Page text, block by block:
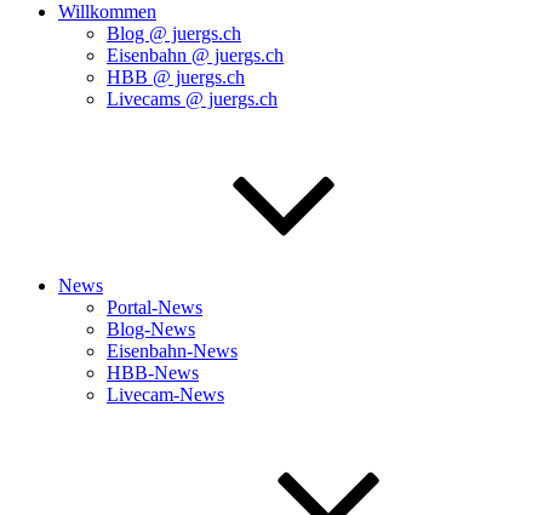
Willkommen
Blog @ juergs.ch
Eisenbahn @ juergs.ch
HBB @ juergs.ch
Livecams @ juergs.ch
News
Portal-News
Blog-News
Eisenbahn-News
HBB-News
Livecam-News